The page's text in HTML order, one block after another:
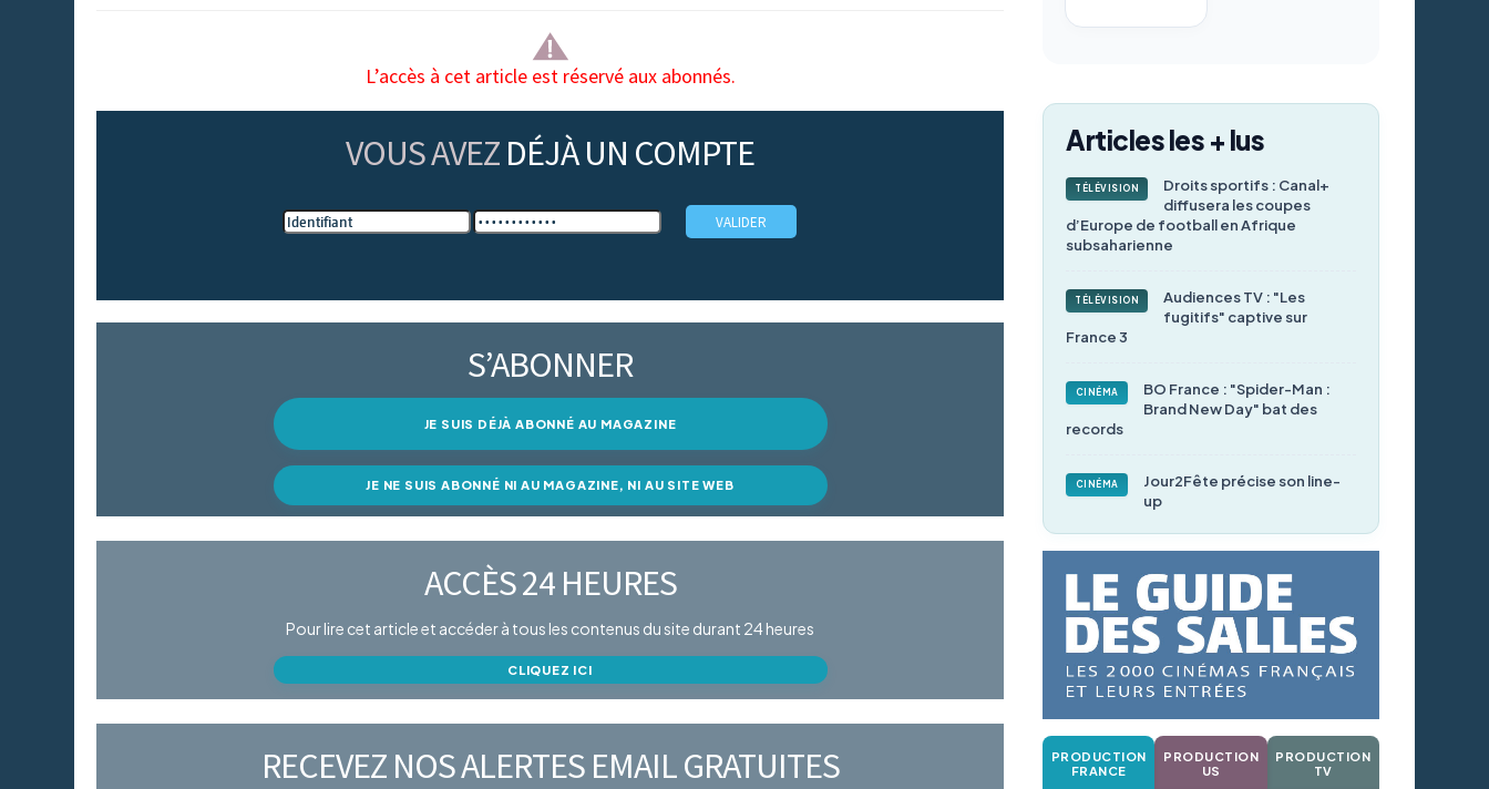
L’accès à cet article est réservé aux abonnés.
VOUS AVEZ DÉJÀ UN COMPTE
S’ABONNER
JE SUIS DÉJÀ ABONNÉ AU MAGAZINE
JE NE SUIS ABONNÉ NI AU MAGAZINE, NI AU SITE WEB
ACCÈS 24 HEURES
Pour lire cet article et accéder à tous les contenus du site durant 24 heures
CLIQUEZ ICI
RECEVEZ NOS ALERTES EMAIL GRATUITES
Articles les + lus
TÉLÉVISION
Droits sportifs : Canal+
diffusera les coupes
d’Europe de football en Afrique
subsaharienne
TÉLÉVISION
Audiences TV : "Les
fugitifs" captive sur
France 3
CINÉMA
BO France : "Spider-Man :
Brand New Day" bat des
records
CINÉMA
Jour2Fête précise son line-
up
PRODUCTION
FRANCE
PRODUCTION
US
PRODUCTION
TV